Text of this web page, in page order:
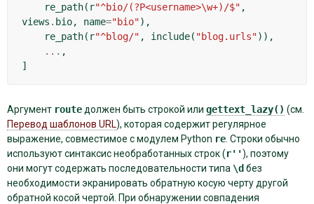
re_path( r"^bio/(?P<username>\w+)/$" ,
views . bio, name="bio"),
re_path( r"^blog/" , include( "blog.urls")),
... ,
]
Аргумент route должен быть строкой или gettext_lazy() (см.
Перевод шаблонов URL), которая содержит регулярное
выражение, совместимое с модулем Python re . Строки обычно
используют синтаксис необработанных строк (r''), поэтому
они могут содержать последовательности типа \d без
необходимости экранировать обратную косую черту другой
обратной косой чертой. При обнаружении совпадения